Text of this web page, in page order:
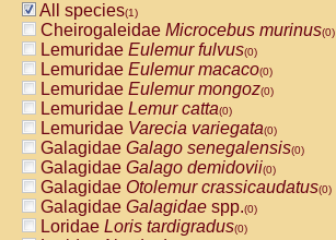
All species(1)
Cheirogaleidae Microcebus murinus(0)
Lemuridae Eulemur fulvus(0)
Lemuridae Eulemur macaco(0)
Lemuridae Eulemur mongoz(0)
Lemuridae Lemur catta(0)
Lemuridae Varecia variegata(0)
Galagidae Galago senegalensis(0)
Galagidae Galago demidovii(0)
Galagidae Otolemur crassicaudatus(0)
Galagidae Galagidae spp.(0)
Loridae Loris tardigradus(0)